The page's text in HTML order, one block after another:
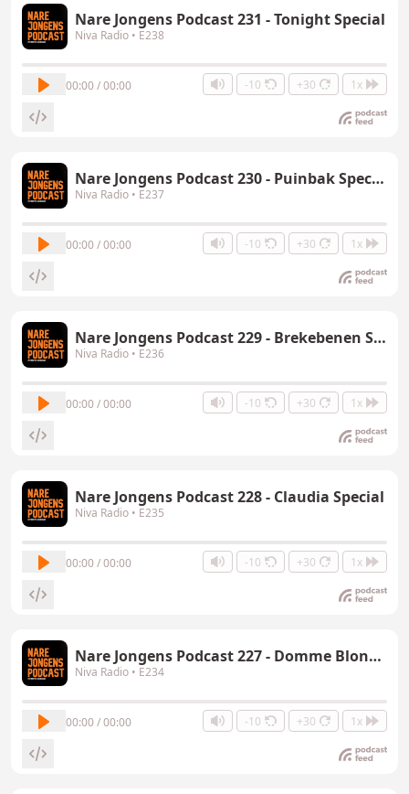
Nare Jongens Podcast 231 - Tonight Special
Niva Radio • E238
00:00 / 00:00 -10 +30 1x
Nare Jongens Podcast 230 - Puinbak Special
Niva Radio • E237
00:00 / 00:00 -10 +30 1x
Nare Jongens Podcast 229 - Brekebenen Special
Niva Radio • E236
00:00 / 00:00 -10 +30 1x
Nare Jongens Podcast 228 - Claudia Special
Niva Radio • E235
00:00 / 00:00 -10 +30 1x
Nare Jongens Podcast 227 - Domme Blondjes Special
Niva Radio • E234
00:00 / 00:00 -10 +30 1x